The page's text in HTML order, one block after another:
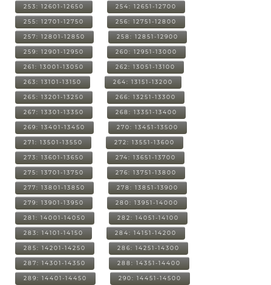
253: 12601-12650 254: 12651-12700
255: 12701-12750 256: 12751-12800
257: 12801-12850 258: 12851-12900
259: 12901-12950 260: 12951-13000
261: 13001-13050 262: 13051-13100
263: 13101-13150 264: 13151-13200
265: 13201-13250 266: 13251-13300
267: 13301-13350 268: 13351-13400
269: 13401-13450 270: 13451-13500
271: 13501-13550 272: 13551-13600
273: 13601-13650 274: 13651-13700
275: 13701-13750 276: 13751-13800
277: 13801-13850 278: 13851-13900
279: 13901-13950 280: 13951-14000
281: 14001-14050 282: 14051-14100
283: 14101-14150 284: 14151-14200
285: 14201-14250 286: 14251-14300
287: 14301-14350 288: 14351-14400
289: 14401-14450 290: 14451-14500